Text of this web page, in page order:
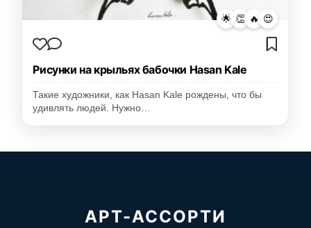
🌟 👏 🔥 😍
Рисунки на крыльях бабочки Hasan Kale
Такие художники, как Hasan Kale рождены, что бы
удивлять людей. Нужно…
АРТ-АССОРТИ